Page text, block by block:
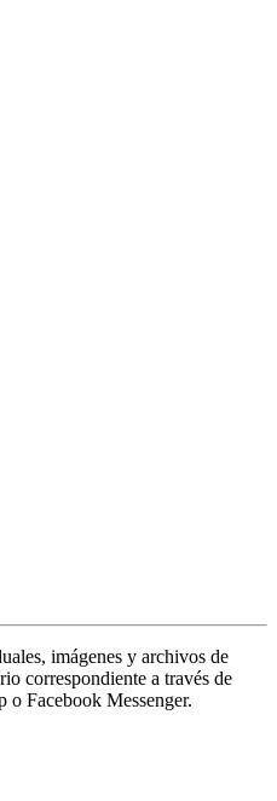
imágenes y archivos de
correspondiente a través de
o Facebook Messenger.